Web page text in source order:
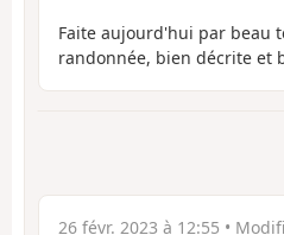
Faite aujourd'hui par beau
randonnée, bien décrite et
26 févr. 2023 à 12:55 •